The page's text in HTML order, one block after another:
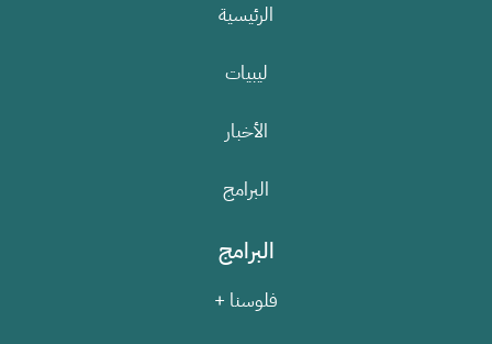
الرئيسية
ليبيات
الأخبار
البرامج
البرامج
فلوسنا +